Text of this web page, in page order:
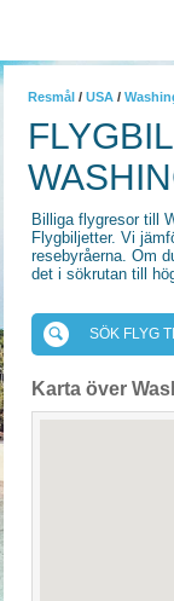
Resmål / USA /
Billiga flygresor till
Flygbiljetter. Vi
resebyråerna. Om
det i sökrutan till
SÖK FLYG
Karta över